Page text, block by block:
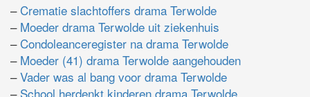
–Crematie slachtoffers drama Terwolde
– Moeder drama Terwolde uit ziekenhuis
–Condoleanceregister na drama Terwolde
– Moeder (41) drama Terwolde aangehouden
–Vader was al bang voor drama Terwolde
– School herdenkt kinderen drama Terwolde